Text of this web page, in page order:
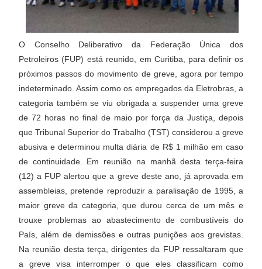
O Conselho Deliberativo da Federação Única dos
Petroleiros (FUP) está reunido, em Curitiba, para definir os
próximos passos do movimento de greve, agora por tempo
indeterminado. Assim como os empregados da Eletrobras, a
categoria também se viu obrigada a suspender uma greve
de 72 horas no final de maio por força da Justiça, depois
que Tribunal Superior do Trabalho (TST) considerou a greve
abusiva e determinou multa diária de R$ 1 milhão em caso
de continuidade. Em reunião na manhã desta terça-feira
(12) a FUP alertou que a greve deste ano, já aprovada em
assembleias, pretende reproduzir a paralisação de 1995, a
maior greve da categoria, que durou cerca de um mês e
trouxe problemas ao abastecimento de combustíveis do
País, além de demissões e outras punições aos grevistas.
Na reunião desta terça, dirigentes da FUP ressaltaram que
a greve visa interromper o que eles classificam como